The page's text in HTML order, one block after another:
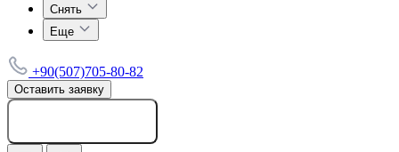
Снять
Еще
+90(507)705-80-82
Оставить заявку